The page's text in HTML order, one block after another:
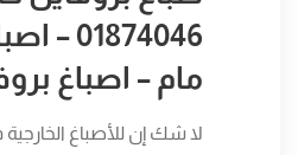
مام – اصباغ
لا شك إن للأصباغ